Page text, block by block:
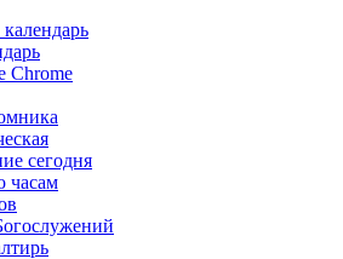
Chrome
сегодня
часам